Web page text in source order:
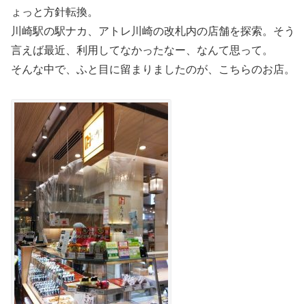
ょっと方針転換。
川崎駅の駅ナカ、アトレ川崎の改札内の店舗を探索。そう
言えば最近、利用してなかったなー、なんて思って。
そんな中で、ふと目に留まりましたのが、こちらのお店。